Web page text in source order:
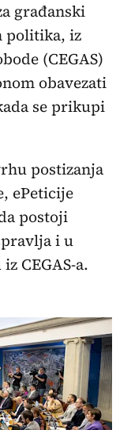
građanski
politika, iz
(CEGAS)
obavezati
se prikupi
postizanja
ePeticije
postoji
i u
CEGAS-a.